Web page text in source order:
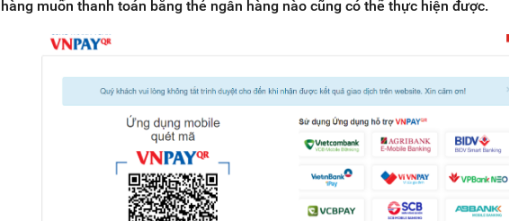
hàng muốn thanh toán bằng thẻ ngân hàng nào cũng có thể thực hiện được.